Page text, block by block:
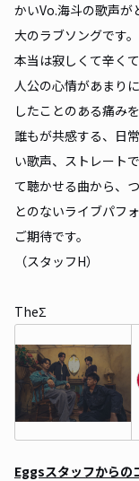
かいVo.海斗の歌声が
大のラブソングです。
本当は寂しくて辛く
人公の心情があまり
したことのある痛み
誰もが共感する、日
い歌声、ストレート
て聴かせる曲から、
とのないライブパフ
ご期待です。
（スタッフH）
TheΣ
Eggsスタッフからの